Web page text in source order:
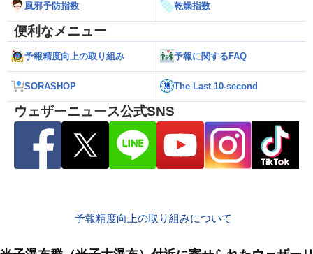
風邪予防指数 乾燥指数
便利なメニュー
予報精度向上の取り組み 予報に関するFAQ
SORASHOP The Last 10-second
ウェザーニュース公式SNS
予報精度向上の取り組みについて